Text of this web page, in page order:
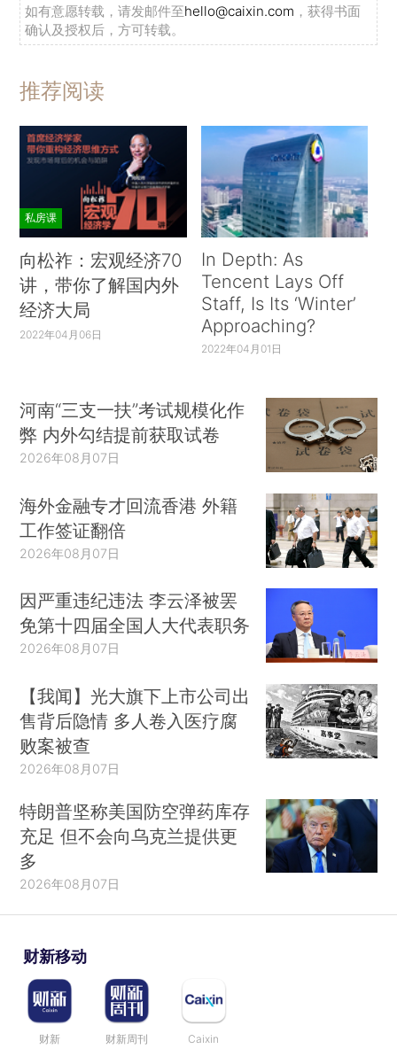
如有意愿转载，请发邮件至hello@caixin.com ，获得书面
确认及授权后，方可转载。
推荐阅读
私房课
向松祚：宏观经济70
讲，带你了解国内外
经济大局
2022年04月06日
In Depth: As
Tencent Lays Off
Staff, Is Its ‘Winter’
Approaching?
2022年04月01日
河南“三支一扶”考试规模化作
弊 内外勾结提前获取试卷
2026年08月07日
海外金融专才回流香港 外籍
工作签证翻倍
2026年08月07日
因严重违纪违法 李云泽被罢
免第十四届全国人大代表职务
2026年08月07日
【我闻】光大旗下上市公司出
售背后隐情 多人卷入医疗腐
败案被查
2026年08月07日
特朗普坚称美国防空弹药库存
充足 但不会向乌克兰提供更
多
2026年08月07日
财新移动
财新 财新周刊 Caixin